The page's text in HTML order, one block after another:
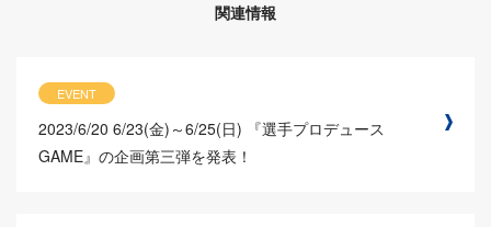
関連情報
EVENT
2023/6/20 6/23(金)～6/25(日) 『選手プロデュース
GAME』の企画第三弾を発表！